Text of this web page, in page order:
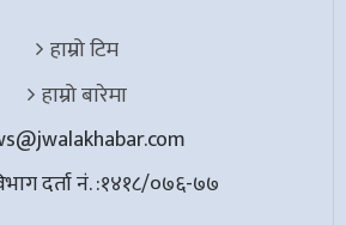
हाम्रो टिम
हाम्रो बारेमा
दर्ता नं. :१४१८/०७६-७७